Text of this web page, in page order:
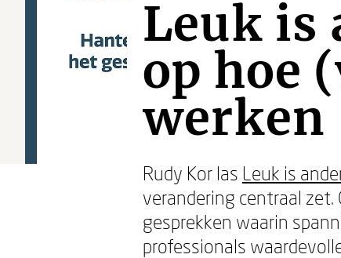
Leuk is
op hoe
werken
Rudy Kor las Leuk is
verandering centraal zet.
gesprekken waarin
professionals